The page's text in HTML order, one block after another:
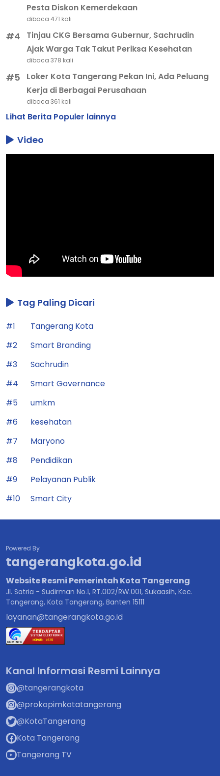
Pesta Diskon Kemerdekaan
dibaca 471 kali
#4
Tinjau CKG Bersama Gubernur, Sachrudin
Ajak Warga Tak Takut Periksa Kesehatan
dibaca 378 kali
#5
Loker Kota Tangerang Pekan Ini, Ada Peluang
Kerja di Berbagai Perusahaan
dibaca 361 kali
Lihat Berita Populer lainnya
Video
Tag Paling Dicari
#1
Tangerang Kota
#2
Smart Branding
#3
Sachrudin
#4
Smart Governance
#5
umkm
#6
kesehatan
#7
Maryono
#8
Pendidikan
#9
Pelayanan Publik
#10
Smart City
Powered By
tangerangkota.go.id
Website Resmi Pemerintah Kota Tangerang
Jl. Satria - Sudirman No.1, RT.002/RW.001, Sukaasih, Kec.
Tangerang, Kota Tangerang, Banten 15111
layanan@tangerangkota.go.id
Kanal Informasi Resmi Lainnya
@tangerangkota
@prokopimkotatangerang
@KotaTangerang
Kota Tangerang
Tangerang TV